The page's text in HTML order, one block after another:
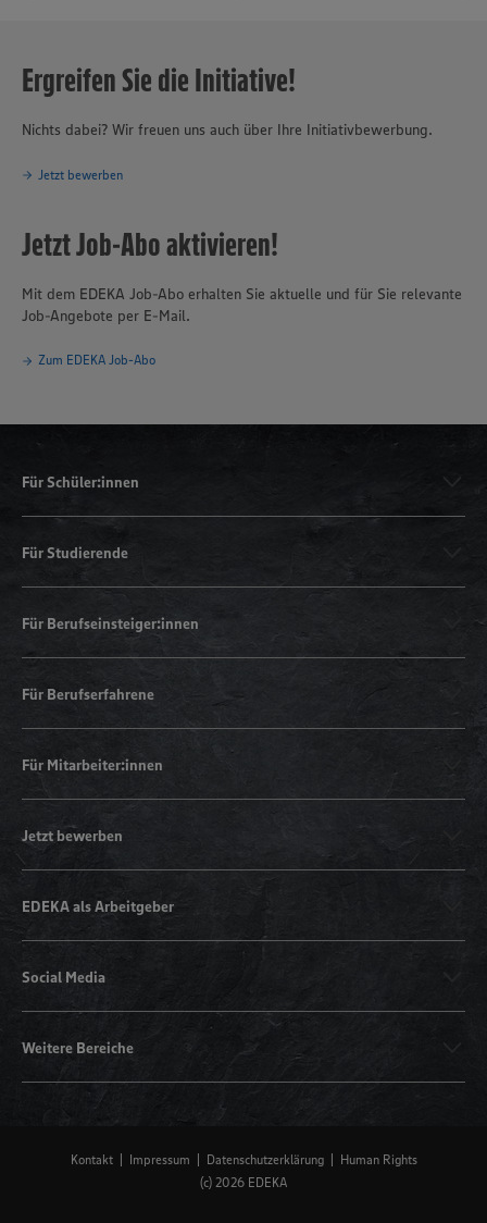
Ergreifen Sie die Initiative!
Nichts dabei? Wir freuen uns auch über Ihre Initiativbewerbung.
Jetzt bewerben
Jetzt Job-Abo aktivieren!
Mit dem EDEKA Job-Abo erhalten Sie aktuelle und für Sie relevante
Job-Angebote per E-Mail.
Zum EDEKA Job-Abo
Für Schüler:innen
Für Studierende
Für Berufseinsteiger:innen
Für Berufserfahrene
Für Mitarbeiter:innen
Jetzt bewerben
EDEKA als Arbeitgeber
Social Media
Weitere Bereiche
Kontakt Impressum Datenschutzerklärung
Human Rights
(c) 2026 EDEKA